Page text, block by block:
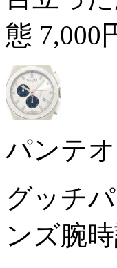
態 7,000
パンテ
グッチ
ンズ腕